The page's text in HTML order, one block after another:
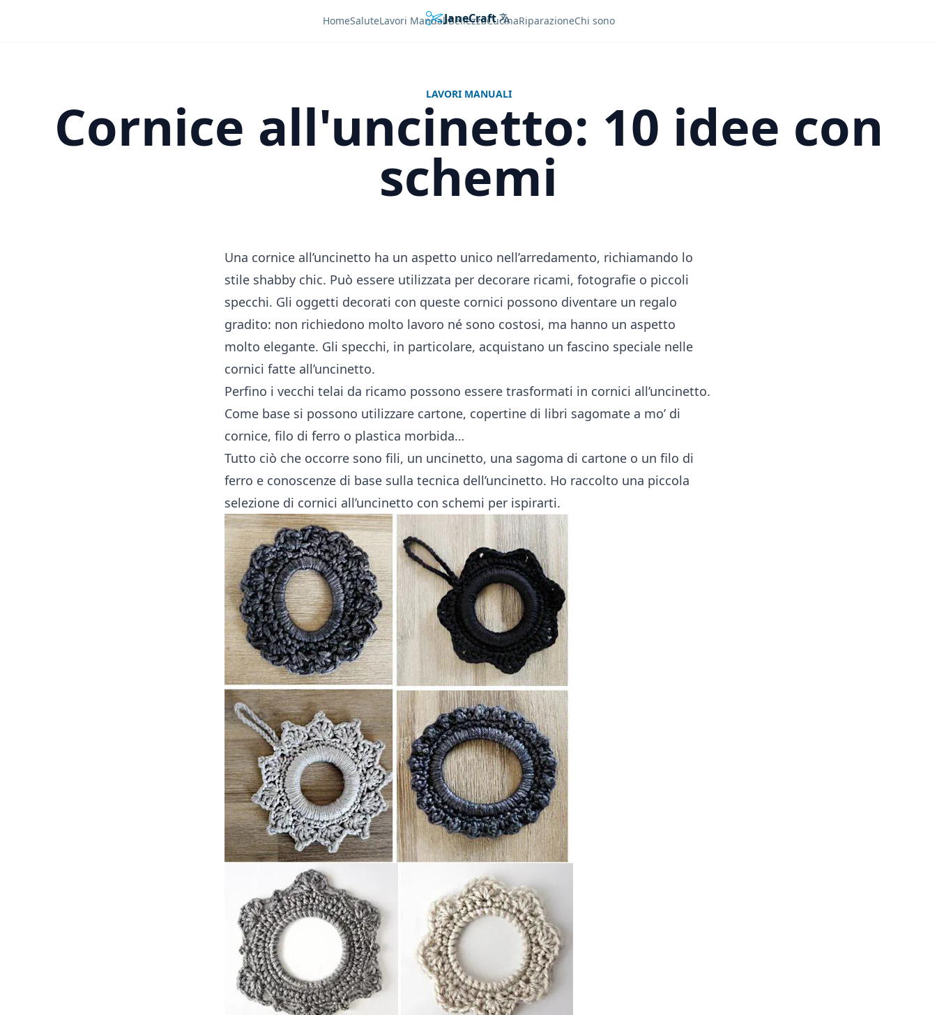
JaneCraft Languages
HomeSaluteLavori ManualiBellezzaCucinaRiparazioneChi sono
LAVORI MANUALI
Cornice all'uncinetto: 10 idee con
schemi
Una cornice all’uncinetto ha un aspetto unico nell’arredamento, richiamando lo
stile shabby chic. Può essere utilizzata per decorare ricami, fotografie o piccoli
specchi. Gli oggetti decorati con queste cornici possono diventare un regalo
gradito: non richiedono molto lavoro né sono costosi, ma hanno un aspetto
molto elegante. Gli specchi, in particolare, acquistano un fascino speciale nelle
cornici fatte all’uncinetto.
Perfino i vecchi telai da ricamo possono essere trasformati in cornici all’uncinetto.
Come base si possono utilizzare cartone, copertine di libri sagomate a mo’ di
cornice, filo di ferro o plastica morbida…
Tutto ciò che occorre sono fili, un uncinetto, una sagoma di cartone o un filo di
ferro e conoscenze di base sulla tecnica dell’uncinetto. Ho raccolto una piccola
selezione di cornici all’uncinetto con schemi per ispirarti.